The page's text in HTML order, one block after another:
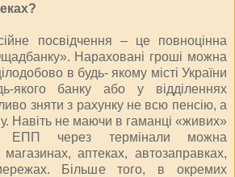
посвідчення – це повноцінна
Нараховані гроші можна
в будь- якому місті України
якого банку або у відділеннях
зняти з рахунку не всю пенсію, а
Навіть не маючи в гаманці «живих»
ЕПП через термінали можна
аптеках, автозаправках,
Більше того, в окремих